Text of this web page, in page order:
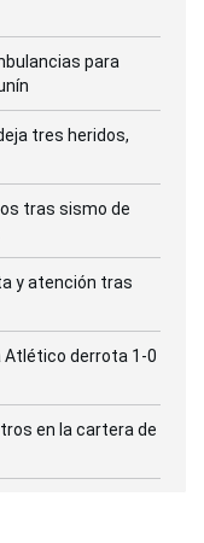
para
tres heridos,
tras sismo de
y atención tras
Atlético derrota 1-0
en la cartera de